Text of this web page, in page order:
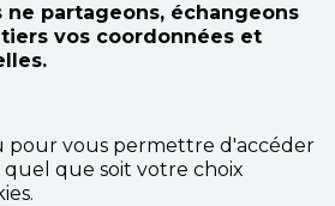
ne partageons, échangeons
vos coordonnées et
pour vous permettre d'accéder
que soit votre choix